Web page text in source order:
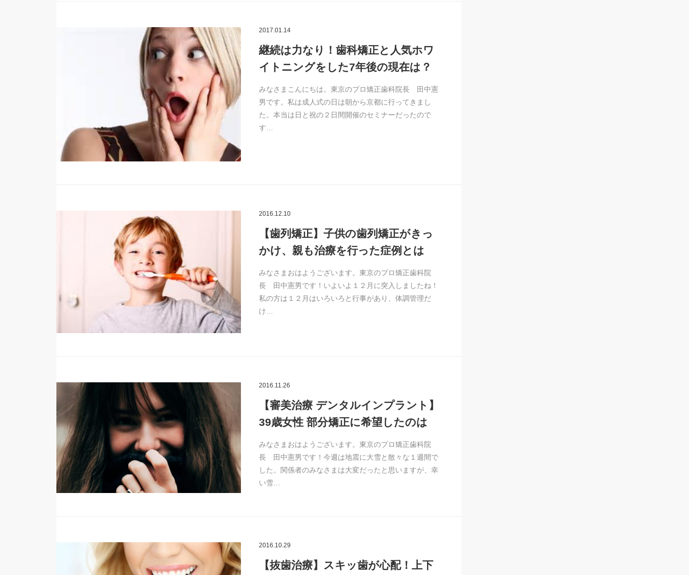
2017.01.14
継続は力なり！歯科矯正と人気ホワ
イトニングをした7年後の現在は？
みなさまこんにちは。東京のプロ矯正歯科院長 田中憲
男です。私は成人式の日は朝から京都に行ってきまし
た。本当は日と祝の２日間開催のセミナーだったので
す…
2016.12.10
【歯列矯正】子供の歯列矯正がきっ
かけ、親も治療を行った症例とは
みなさまおはようございます。東京のプロ矯正歯科院
長 田中憲男です！いよいよ１２月に突入しましたね！
私の方は１２月はいろいろと行事があり、体調管理だ
け…
2016.11.26
【審美治療 デンタルインプラント】
39歳女性 部分矯正に希望したのは
みなさまおはようございます。東京のプロ矯正歯科院
長 田中憲男です！今週は地震に大雪と散々な１週間で
した。関係者のみなさまは大変だったと思いますが、幸
い雪…
2016.10.29
【抜歯治療】スキッ歯が心配！上下